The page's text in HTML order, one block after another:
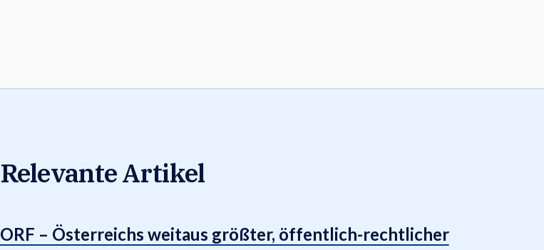
Relevante Artikel
ORF – Österreichs weitaus größter, öffentlich-rechtlicher